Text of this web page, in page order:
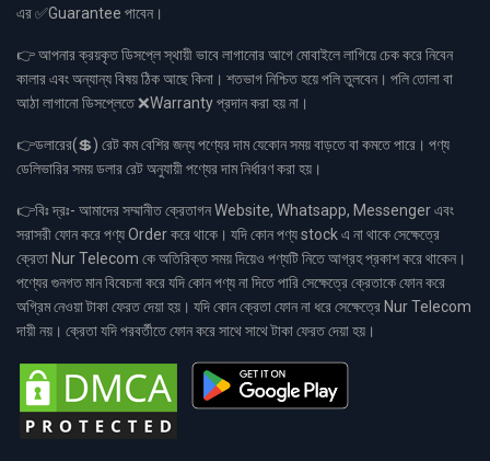
এর ✅Guarantee পাবেন।
👉 আপনার ক্রয়কৃত ডিসপ্লে স্থায়ী ভাবে লাগানোর আগে মোবাইলে লাগিয়ে চেক করে নিবেন
কালার এবং অন্যান্য বিষয় ঠিক আছে কিনা। শতভাগ নিশ্চিত হয়ে পলি তুলবেন। পলি তোলা বা
আঠা লাগানো ডিসপ্লেতে ❌Warranty প্রদান করা হয় না।
👉ডলারের(💲) রেট কম বেশির জন্য পণ্যের দাম যেকোন সময় বাড়তে বা কমতে পারে। পণ্য
ডেলিভারির সময় ডলার রেট অনুযায়ী পণ্যের দাম নির্ধারণ করা হয়।
👉বিঃ দ্রঃ- আমাদের সম্মানীত ক্রেতাগন Website, Whatsapp, Messenger এবং
সরাসরী ফোন করে পণ্য Order করে থাকে। যদি কোন পণ্য stock এ না থাকে সেক্ষেত্রে
ক্রেতা Nur Telecom কে অতিরিক্ত সময় দিয়েও পণ্যটি নিতে আগ্রহ প্রকাশ করে থাকেন।
পণ্যের গুনগত মান বিবেচনা করে যদি কোন পণ্য না দিতে পারি সেক্ষেত্রে ক্রেতাকে ফোন করে
অগ্রিম নেওয়া টাকা ফেরত দেয়া হয়। যদি কোন ক্রেতা ফোন না ধরে সেক্ষেত্রে Nur Telecom
দায়ী নয়। ক্রেতা যদি পরবর্তীতে ফোন করে সাথে সাথে টাকা ফেরত দেয়া হয়।